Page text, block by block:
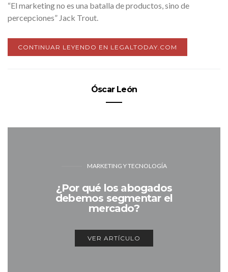
“El marketing no es una batalla de productos, sino de
percepciones” Jack Trout.
CONTINUAR LEYENDO EN LEGALTODAY.COM
Óscar León
MARKETING Y TECNOLOGÍA
¿Por qué los abogados
debemos segmentar el
mercado?
VER ARTÍCULO